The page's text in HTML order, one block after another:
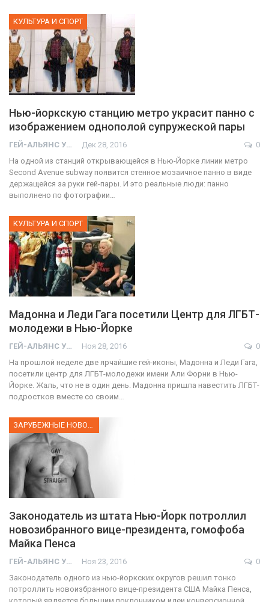
КУЛЬТУРА И СПОРТ
Нью-йоркскую станцию метро украсит панно с
изображением однополой супружеской пары
ГЕЙ-АЛЬЯНС УКРАИНА Дек 28, 2016
0
На одной из станций открывающейся в Нью-Йорке линии метро
Second Avenue subway появится стенное мозаичное панно в виде
держащейся за руки гей-пары. И это реальные люди: панно
выполнено по фотографии…
КУЛЬТУРА И СПОРТ
Мадонна и Леди Гага посетили Центр для ЛГБТ-
молодежи в Нью-Йорке
ГЕЙ-АЛЬЯНС УКРАИНА Ноя 28, 2016
0
На прошлой неделе две ярчайшие гей-иконы, Мадонна и Леди Гага,
посетили центр для ЛГБТ-молодежи имени Али Форни в Нью-
Йорке. Жаль, что не в один день. Мадонна пришла навестить ЛГБТ-
подростков вместе со своим…
ЗАРУБЕЖНЫЕ НОВОСТИ
Законодатель из штата Нью-Йорк потроллил
новозибранного вице-президента, гомофоба
Майка Пенса
ГЕЙ-АЛЬЯНС УКРАИНА Ноя 23, 2016
0
Законодатель одного из нью-йоркских округов решил тонко
потроллить новоизбранного вице-президента США Майка Пенса,